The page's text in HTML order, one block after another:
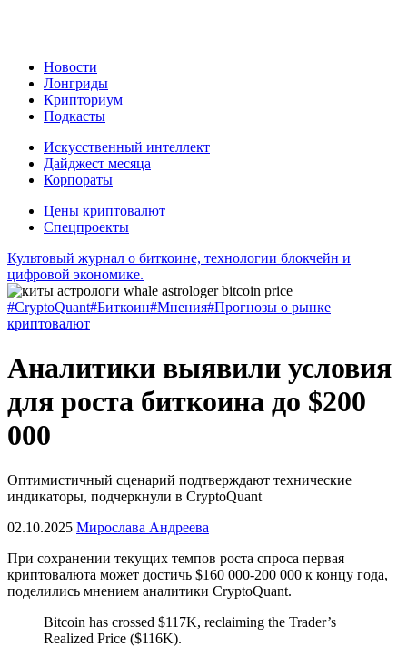
Новости
Лонгриды
Крипториум
Подкасты
Искусственный интеллект
Дайджест месяца
Корпораты
Цены криптовалют
Спецпроекты
Культовый журнал о биткоине, технологии блокчейн и
цифровой экономике.
#CryptoQuant#Биткоин#Мнения#Прогнозы о рынке
криптовалют
Аналитики выявили условия
для роста биткоина до $200
000
Оптимистичный сценарий подтверждают технические
индикаторы, подчеркнули в CryptoQuant
02.10.2025 Мирослава Андреева
При сохранении текущих темпов роста спроса первая
криптовалюта может достичь $160 000-200 000 к концу года,
поделились мнением аналитики CryptoQuant.
Bitcoin has crossed $117K, reclaiming the Trader’s
Realized Price ($116K).